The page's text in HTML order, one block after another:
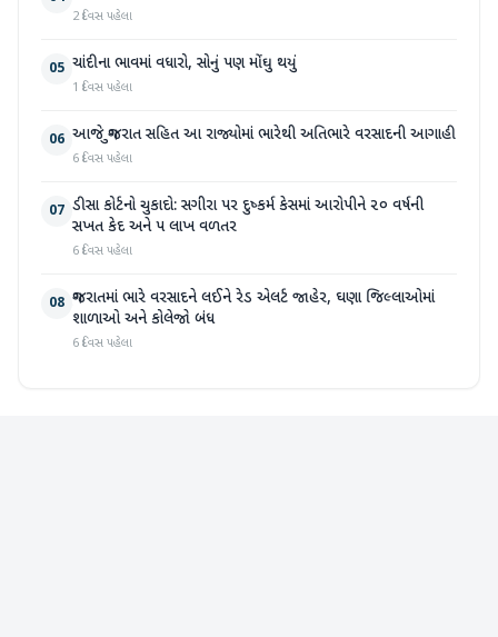
2 દિવસ પહેલા
05 ચાંદીના ભાવમાં વધારો, સોનું પણ મોંઘુ થયું
1 દિવસ પહેલા
06 આજે ગુજરાત સહિત આ રાજ્યોમાં ભારેથી અતિભારે વરસાદની આગાહી
6 દિવસ પહેલા
07 ડીસા કોર્ટનો ચુકાદો: સગીરા પર દુષ્કર્મ કેસમાં આરોપીને ૨૦ વર્ષની
સખત કેદ અને ૫ લાખ વળતર
6 દિવસ પહેલા
08 ગુજરાતમાં ભારે વરસાદને લઈને રેડ એલર્ટ જાહેર, ઘણા જિલ્લાઓમાં
શાળાઓ અને કોલેજો બંધ
6 દિવસ પહેલા